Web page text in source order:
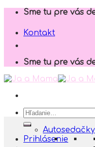
Skip
content
Sme tu pre vás
Kontakt
Sme tu pre vás
Hľadať:
Prihlásenie
Autosedačky